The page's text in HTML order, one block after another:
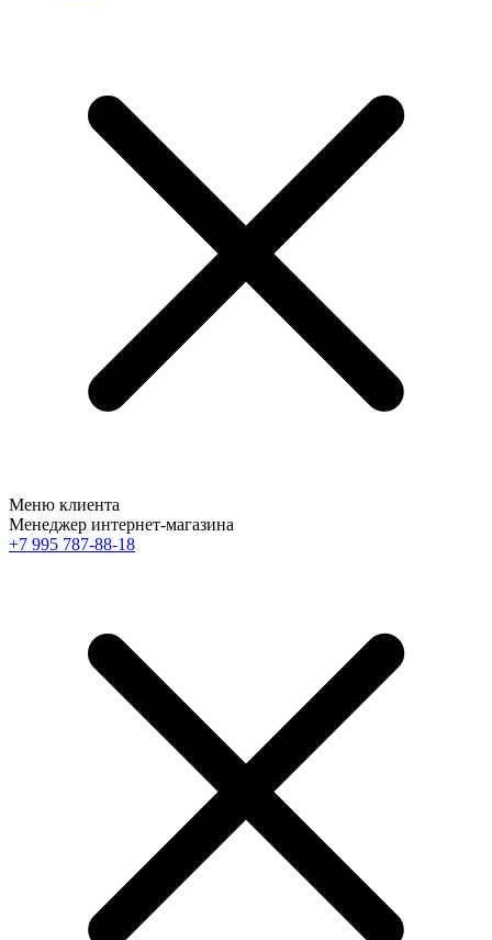
Меню клиента
Менеджер интернет-магазина
+7 995 787-88-18